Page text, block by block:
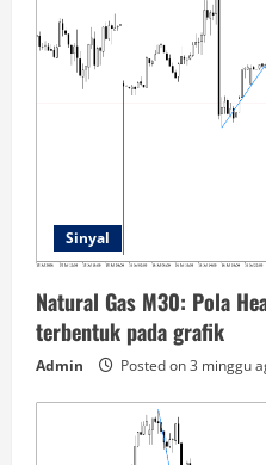
Sinyal
Natural Gas M30: Pola
terbentuk pada grafik
Admin Posted on 3 minggu